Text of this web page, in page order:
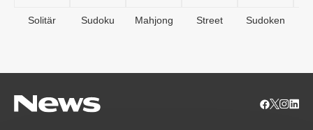
Solitär Sudoku Mahjong Street Sudoken